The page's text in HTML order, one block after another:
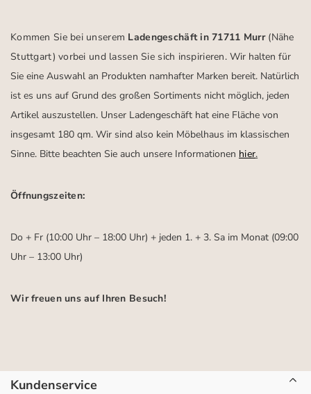
Kommen Sie bei unserem Ladengeschäft in 71711 Murr (Nähe
Stuttgart) vorbei und lassen Sie sich inspirieren.Wir halten für
Sie eine Auswahl an Produkten namhafter Marken bereit. Natürlich
ist es uns auf Grund des großen Sortiments nicht möglich, jeden
Artikel auszustellen. Unser Ladengeschäft hat eine Fläche von
insgesamt 180 qm. Wir sind also kein Möbelhaus im klassischen
Sinne. Bitte beachten Sie auch unsere Informationen hier.
Öffnungszeiten:
Do + Fr (10:00 Uhr – 18:00 Uhr) + jeden 1. + 3. Sa im Monat (09:00
Uhr – 13:00 Uhr)
Wir freuen uns auf Ihren Besuch!
Kundenservice